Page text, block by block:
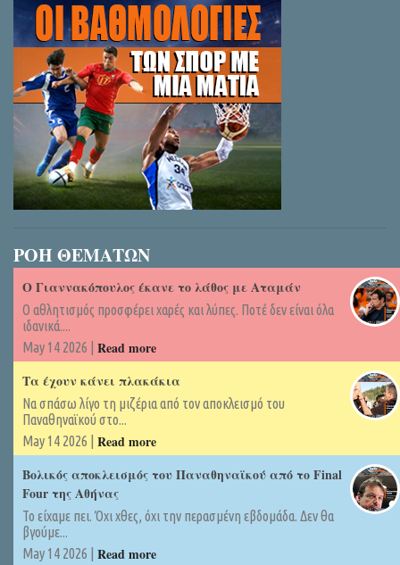
ΡΟΗ ΘΕΜΑΤΩΝ
Ο Γιαννακόπουλος έκανε το λάθος με Αταμάν
Ο αθλητισμός προσφέρει χαρές και λύπες. Ποτέ δεν είναι όλα
ιδανικά....
May 14 2026 | Read more
Τα έχουν κάνει πλακάκια
Να σπάσω λίγο τη μιζέρια από τον αποκλεισμό του
Παναθηναϊκού στο...
May 14 2026 | Read more
Βολικός αποκλεισμός του Παναθηναϊκού από το Final
Four της Αθήνας
Το είχαμε πει. Όχι χθες, όχι την περασμένη εβδομάδα. Δεν θα
βγούμε...
May 14 2026 | Read more